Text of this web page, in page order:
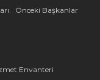
Önceki Başkanlar
Envanteri